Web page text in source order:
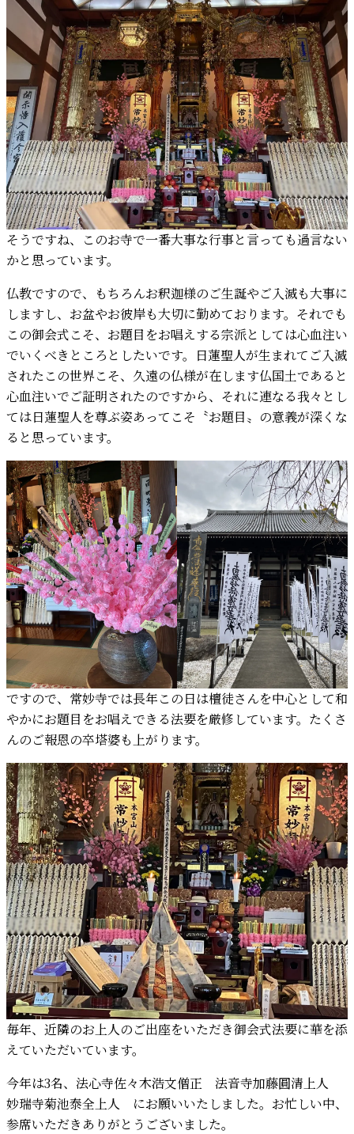
そうですね、このお寺で一番大事な行事と言っても過言ない
かと思っています。
仏教ですので、もちろんお釈迦様のご生誕やご入滅も大事に
しますし、お盆やお彼岸も大切に勤めております。それでも
この御会式こそ、お題目をお唱えする宗派としては心血注い
でいくべきところとしたいです。日蓮聖人が生まれてご入滅
されたこの世界こそ、久遠の仏様が在します仏国土であると
心血注いでご証明されたのですから、それに連なる我々とし
ては日蓮聖人を尊ぶ姿あってこそ〝お題目〟の意義が深くな
ると思っています。
ですので、常妙寺では長年この日は檀徒さんを中心として和
やかにお題目をお唱えできる法要を厳修しています。たくさ
んのご報恩の卒塔婆も上がります。
毎年、近隣のお上人のご出座をいただき御会式法要に華を添
えていただいています。
今年は3名、法心寺佐々木浩文僧正 法音寺加藤圓清上人
妙瑞寺菊池泰全上人 にお願いいたしました。お忙しい中、
参席いただきありがとうございました。